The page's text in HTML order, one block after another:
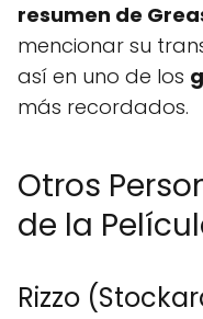
resumen de
mencionar su
así en uno de los
más recordados.
Otros
de la
Rizzo